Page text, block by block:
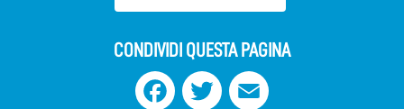
CONDIVIDI QUESTA PAGINA
Facebook Twitter